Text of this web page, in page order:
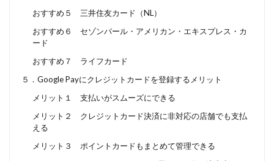
おすすめ５ 三井住友カード（NL）
おすすめ６ セゾンパール・アメリカン・エキスプレス・カ
ード
おすすめ７ ライフカード
５．Google Payにクレジットカードを登録するメリット
メリット１ 支払いがスムーズにできる
メリット２ クレジットカード決済に非対応の店舗でも支払
える
メリット３ ポイントカードもまとめて管理できる